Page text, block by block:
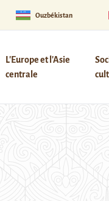
Ouzbékistan
L'Europe et l'Asie
centrale